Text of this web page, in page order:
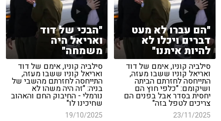
"הם עברו לא מעט
דברים ויכלו לא
להיות איתנו"
סילביה קוניו, אימם של דוד
ואריאל קוניו ששבו מעזה,
התייחסה לחזרתם הביתה
ושיקומם: "כלפי חוץ הם
יחסית בסדר אבל בפנים הם
צריכים לטפל בזה"
23/11/2025
"הבכי של דוד
ואריאל היה
משמחה"
סילביה קוניו, אימם של דוד
ואריאל קוניו ששבו מעזה,
התייחסה לחזרתם מהשבי של
בניה: "זה היה משהו לא
נורמלי - החיבוק החם והאהוב
שחיכינו לו"
19/10/2025